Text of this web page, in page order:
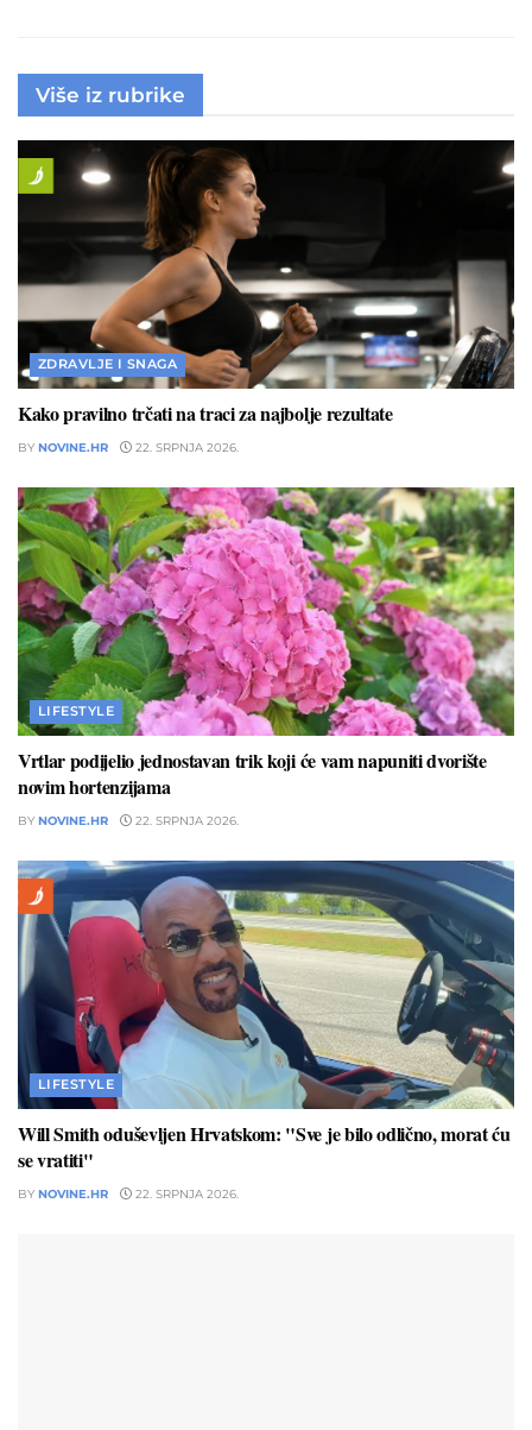
Više iz rubrike
ZDRAVLJE I SNAGA
Kako pravilno trčati na traci za najbolje rezultate
BY NOVINE.HR 22. SRPNJA 2026.
LIFESTYLE
Vrtlar podijelio jednostavan trik koji će vam napuniti dvorište
novim hortenzijama
BY NOVINE.HR 22. SRPNJA 2026.
LIFESTYLE
Will Smith oduševljen Hrvatskom: "Sve je bilo odlično, morat ću
se vratiti"
BY NOVINE.HR 22. SRPNJA 2026.